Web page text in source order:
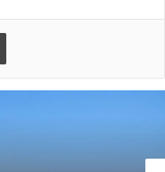
Распечатать